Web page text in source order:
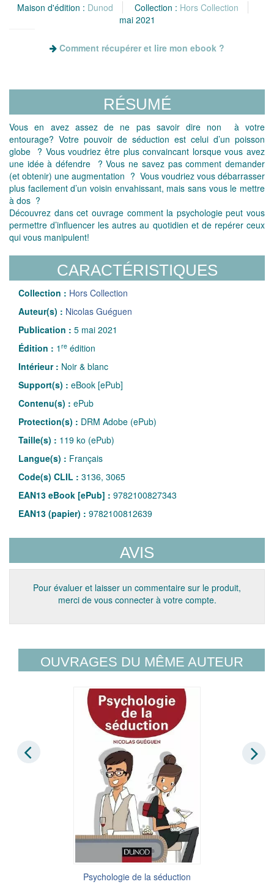
Maison d'édition : Dunod Collection : Hors Collection
mai 2021
Comment récupérer et lire mon ebook ?
RÉSUMÉ
Vous en avez assez de ne pas savoir dire non à votre
entourage? Votre pouvoir de séduction est celui d’un poisson
globe ? Vous voudriez être plus convaincant lorsque vous avez
une idée à défendre ? Vous ne savez pas comment demander
(et obtenir) une augmentation ? Vous voudriez vous débarrasser
plus facilement d’un voisin envahissant, mais sans vous le mettre
à dos ?
Découvrez dans cet ouvrage comment la psychologie peut vous
permettre d’influencer les autres au quotidien et de repérer ceux
qui vous manipulent!
CARACTÉRISTIQUES
Collection : Hors Collection
Auteur(s) : Nicolas Guéguen
Publication : 5 mai 2021
Édition : 1 re édition
Intérieur : Noir & blanc
Support(s) : eBook [ePub]
Contenu(s) : ePub
Protection(s) : DRM Adobe (ePub)
Taille(s) : 119 ko (ePub)
Langue(s) : Français
Code(s) CLIL : 3136, 3065
EAN13 eBook [ePub] : 9782100827343
EAN13 (papier) : 9782100812639
AVIS
Pour évaluer et laisser un commentaire sur le produit,
merci de vous connecter à votre compte.
OUVRAGES DU MÊME AUTEUR
Psychologie de la séduction